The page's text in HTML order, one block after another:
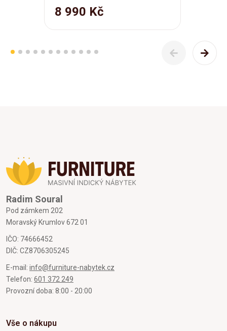
8 990 Kč
Radim Soural
Pod zámkem 202
Moravský Krumlov 672 01
IČO: 74666452
DIČ: CZ8706305245
E-mail: info@furniture-nabytek.cz
Telefon: 601 372 249
Provozní doba: 8:00 - 20:00
Vše o nákupu